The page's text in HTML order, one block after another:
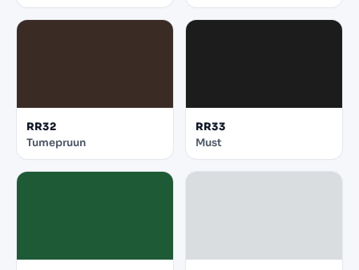
RR32
Tumepruun
RR33
Must